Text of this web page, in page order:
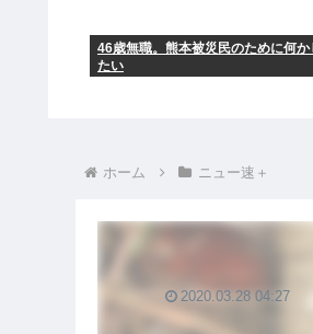
46歳無職。熊本被災民のために何か
たい
ホーム ニュー速＋
2020.03.28 04:27